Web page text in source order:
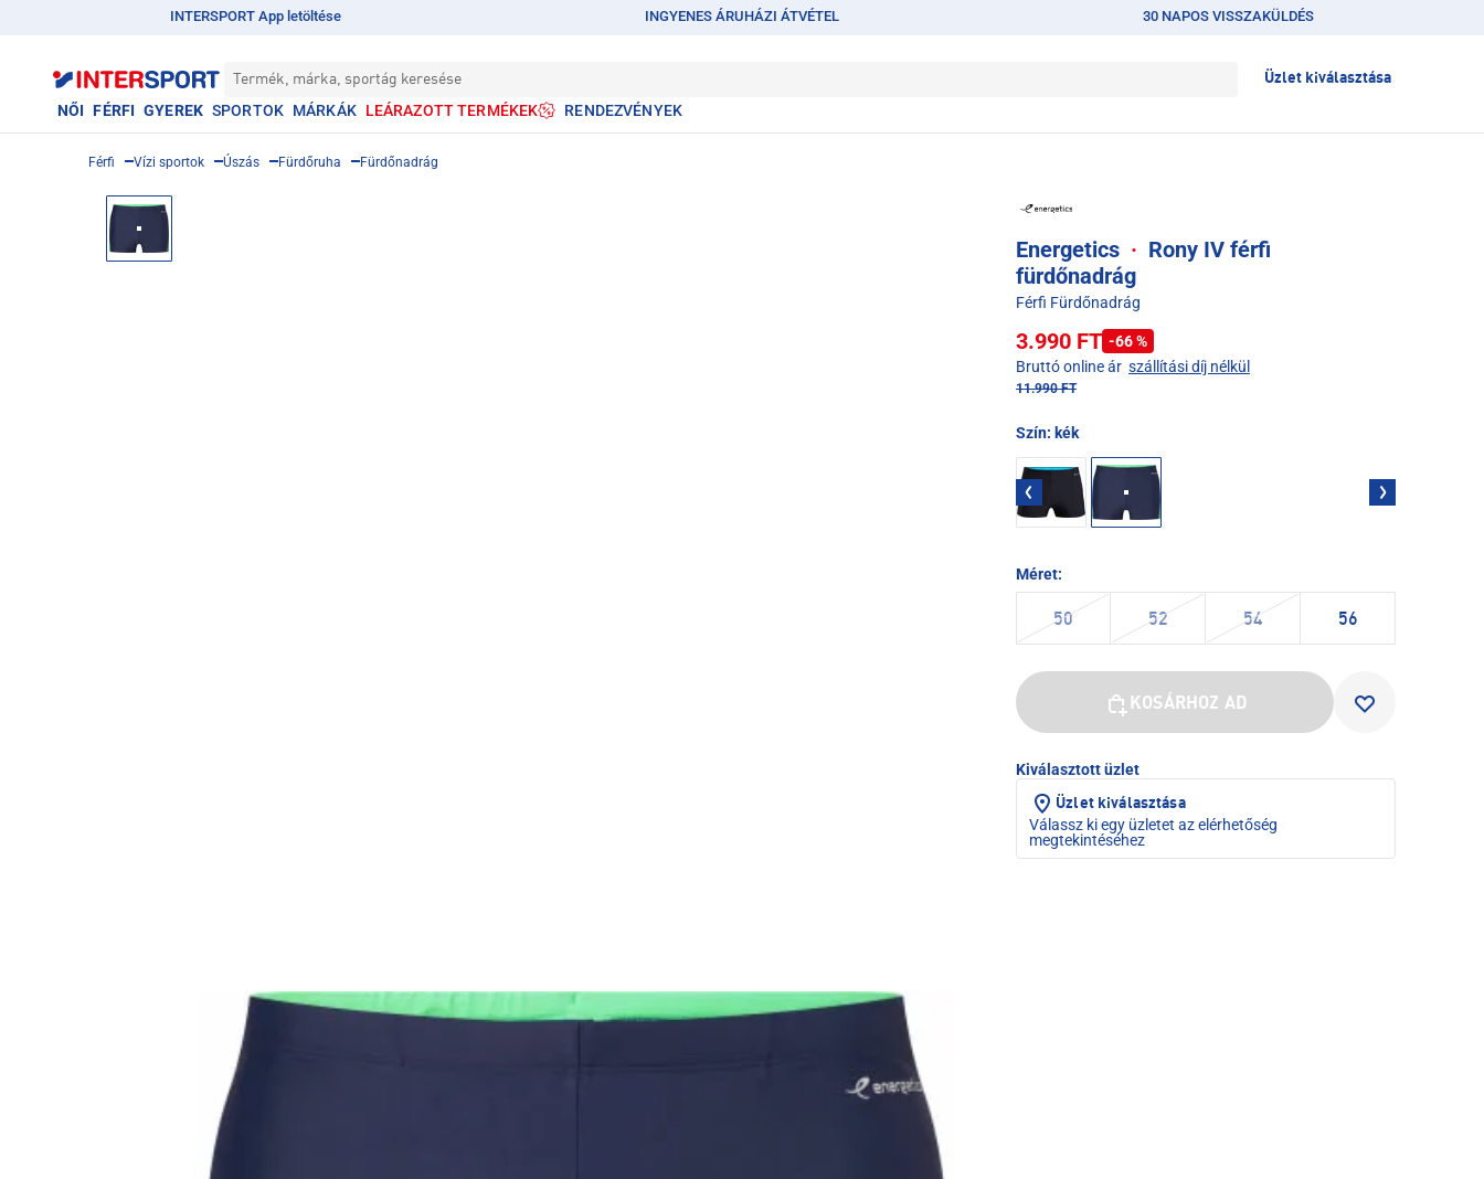
INTERSPORT App letöltése INGYENES ÁRUHÁZI ÁTVÉTEL 30 NAPOS VISSZAKÜLDÉS
Termék, márka, sportág keresése Üzlet kiválasztása
NŐI FÉRFI GYEREK SPORTOK MÁRKÁK LEÁRAZOTT TERMÉKEK RENDEZVÉNYEK
Férfi Vízi sportok Úszás Fürdőruha Fürdőnadrág
Energetics · Rony IV férfi
fürdőnadrág
Férfi Fürdőnadrág
3.990 FT -66 %
Bruttó online ár szállítási díj nélkül
11.990 FT
Szín: kék
Méret:
50 52 54 56
KOSÁRHOZ AD
Kiválasztott üzlet
Üzlet kiválasztása
Válassz ki egy üzletet az elérhetőség
megtekintéséhez